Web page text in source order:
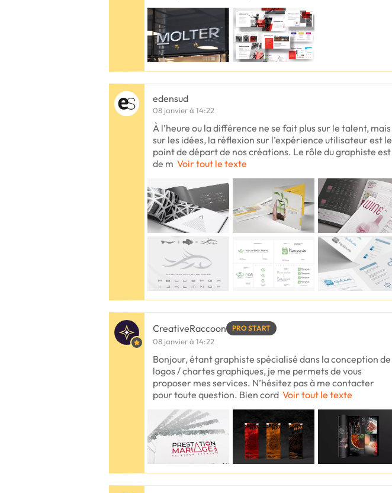
edensud
08 janvier à 14:22
À l’heure ou la différence ne se fait plus sur le talent, mais
sur les idées, la réflexion sur l’expérience utilisateur est le
point de départ de nos créations. Le rôle du graphiste est
de m Voir tout le texte
CreativeRaccoon PRO START
08 janvier à 14:22
Bonjour, étant graphiste spécialisé dans la conception de
logos / chartes graphiques, je me permets de vous
proposer mes services. N’hésitez pas à me contacter
pour toute question. Bien cord Voir tout le texte